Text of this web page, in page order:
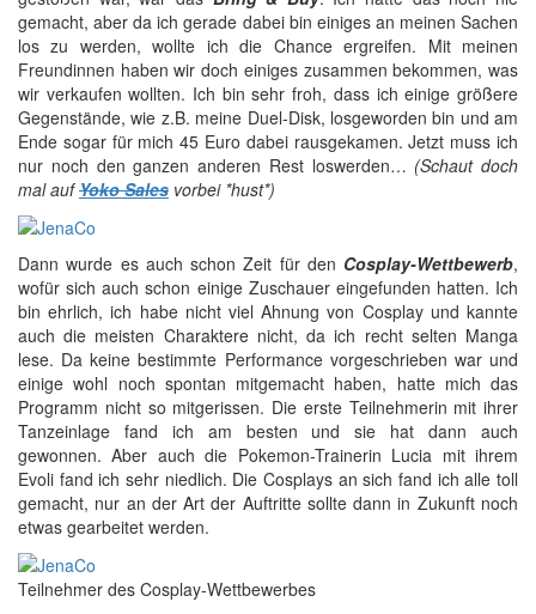
gemacht, aber da ich gerade dabei bin einiges an meinen Sachen
los zu werden, wollte ich die Chance ergreifen. Mit meinen
Freundinnen haben wir doch einiges zusammen bekommen, was
wir verkaufen wollten. Ich bin sehr froh, dass ich einige größere
Gegenstände, wie z.B. meine Duel-Disk, losgeworden bin und am
Ende sogar für mich 45 Euro dabei rausgekamen. Jetzt muss ich
nur noch den ganzen anderen Rest loswerden… (Schaut doch
mal aufYoko Sales vorbei *hust*)
Dann wurde es auch schon Zeit für den Cosplay-Wettbewerb,
wofür sich auch schon einige Zuschauer eingefunden hatten. Ich
bin ehrlich, ich habe nicht viel Ahnung von Cosplay und kannte
auch die meisten Charaktere nicht, da ich recht selten Manga
lese. Da keine bestimmte Performance vorgeschrieben war und
einige wohl noch spontan mitgemacht haben, hatte mich das
Programm nicht so mitgerissen. Die erste Teilnehmerin mit ihrer
Tanzeinlage fand ich am besten und sie hat dann auch
gewonnen. Aber auch die Pokemon-Trainerin Lucia mit ihrem
Evoli fand ich sehr niedlich. Die Cosplays an sich fand ich alle toll
gemacht, nur an der Art der Auftritte sollte dann in Zukunft noch
etwas gearbeitet werden.
Teilnehmer des Cosplay-Wettbewerbes